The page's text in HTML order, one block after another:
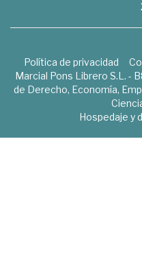
Política de privacidad
Marcial Pons Librero S.L. -
de Derecho, Economía,
Hospedaje y